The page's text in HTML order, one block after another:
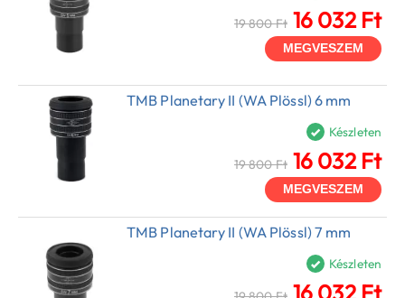
19 800 Ft 16 032 Ft
MEGVESZEM
TMB Planetary II (WA Plössl) 6 mm
Készleten
19 800 Ft 16 032 Ft
MEGVESZEM
TMB Planetary II (WA Plössl) 7 mm
Készleten
16 032 Ft